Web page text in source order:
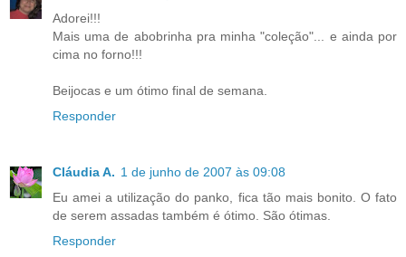
Adorei!!!
Mais uma de abobrinha pra minha "coleção"... e ainda por
cima no forno!!!
Beijocas e um ótimo final de semana.
Responder
Cláudia A. 1 de junho de 2007 às 09:08
Eu amei a utilização do panko, fica tão mais bonito. O fato
de serem assadas também é ótimo. São ótimas.
Responder